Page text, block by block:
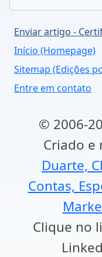
Enviar artigo -
Início (Homepage)
Sitemap (Edições
Entre em contato
© 2006-
Criado
Duarte,
Contas,
Clique no